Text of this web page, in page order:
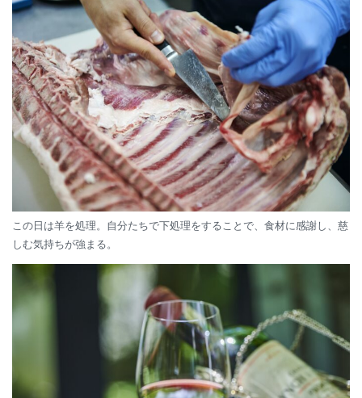
この日は羊を処理。自分たちで下処理をすることで、食材に感謝し、慈
しむ気持ちが強まる。